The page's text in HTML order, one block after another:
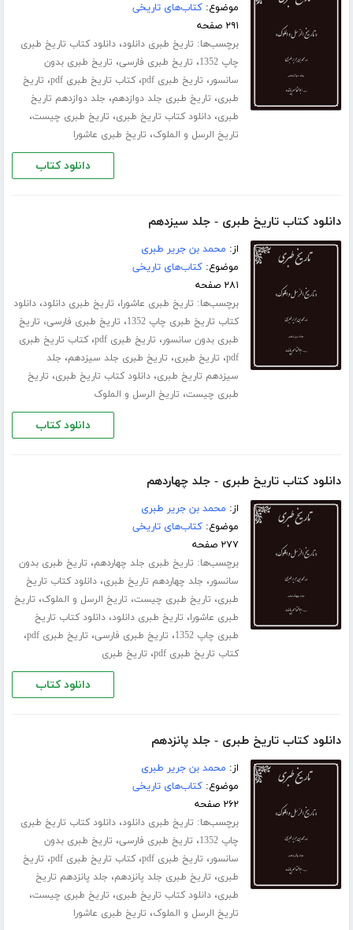
موضوع:کتاب‌های تاریخی
۲۹۱ صفحه
برچسب‌ها: تاریخ طبری دانلود،دانلود کتاب تاریخ طبری
چاپ 1352
، تاریخ طبری فارسی، تاریخ طبری بدون
سانسور، تاریخ طبری pdf ،کتاب تاریخ طبری pdf ، تاریخ
طبری، تاریخ طبری جلد ‌دوازدهم، جلد دوازدهم تاریخ
طبری،دانلود کتاب تاریخ طبری، تاریخ طبری چیست،
تاریخ الرسل و الملوک، تاریخ طبری عاشورا
دانلود کتاب
دانلود کتاب تاریخ طبری - جلد سیزدهم
از: محمد بن جریر طبری
موضوع:کتاب‌های تاریخی
۲۸۱ صفحه
برچسب‌ها: تاریخ طبری عاشورا، تاریخ طبری دانلود،دانلود
کتاب تاریخ طبری چاپ 1352
، تاریخ طبری فارسی، تاریخ
طبری بدون سانسور، تاریخ طبری pdf ،کتاب تاریخ طبری
pdf، تاریخ طبری، تاریخ طبری جلد ‌سیزدهم، جلد
سیزدهم تاریخ طبری،دانلود کتاب تاریخ طبری، تاریخ
طبری چیست، تاریخ الرسل و الملوک
دانلود کتاب
دانلود کتاب تاریخ طبری - جلد چهاردهم
از: محمد بن جریر طبری
موضوع:کتاب‌های تاریخی
۲۷۷ صفحه
برچسب‌ها: تاریخ طبری جلد ‌چهاردهم، تاریخ طبری بدون
سانسور، جلد چهاردهم تاریخ طبری،دانلود کتاب تاریخ
طبری، تاریخ طبری چیست، تاریخ الرسل و الملوک، تاریخ
طبری عاشورا، تاریخ طبری دانلود،دانلود کتاب تاریخ
طبری چاپ 1352
، تاریخ طبری فارسی، تاریخ طبری pdf ،
کتاب تاریخ طبری pdf ، تاریخ طبری
دانلود کتاب
دانلود کتاب تاریخ طبری - جلد پانزدهم
از: محمد بن جریر طبری
موضوع:کتاب‌های تاریخی
۲۶۲ صفحه
برچسب‌ها: تاریخ طبری دانلود،دانلود کتاب تاریخ طبری
چاپ 1352
، تاریخ طبری فارسی، تاریخ طبری بدون
سانسور، تاریخ طبری pdf ،کتاب تاریخ طبری pdf ، تاریخ
طبری، تاریخ طبری جلد ‌پانزدهم، جلد پانزدهم تاریخ
طبری،دانلود کتاب تاریخ طبری، تاریخ طبری چیست،
تاریخ الرسل و الملوک، تاریخ طبری عاشورا